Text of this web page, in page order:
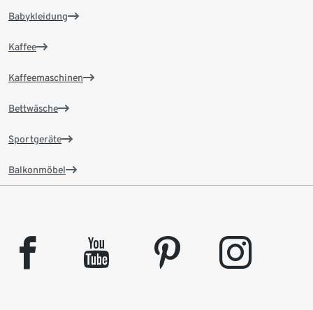
Babykleidung
Kaffee
Kaffeemaschinen
Bettwäsche
Sportgeräte
Balkonmöbel
facebook youtube pinterest instagram